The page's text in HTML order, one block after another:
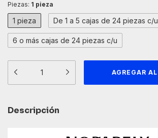
Piezas: 1 pieza
1 pieza De 1 a 5 cajas de 24 piezas c/u
6 o más cajas de 24 piezas c/u
Descripción